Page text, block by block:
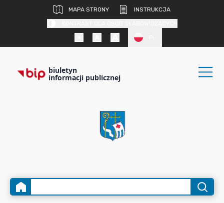
MAPA STRONY
INSTRUKCJA
biuletyn
informacji publicznej